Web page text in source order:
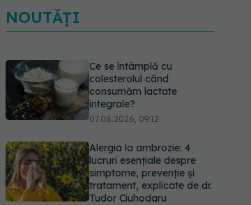
NOUTĂȚI
Ce se întâmplă cu
colesterolul când
consumăm lactate
integrale?
07.08.2026, 09:12
Alergia la ambrozie: 4
lucruri esențiale despre
simptome, prevenție și
tratament, explicate de dr.
Tudor Ciuhodaru